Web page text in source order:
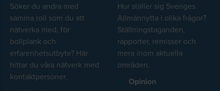
Söker du andra med
samma roll som du att
nätverka med, för
bollplank och
erfarenhetsutbyte? Här
hittar du våra nätverk med
kontaktpersoner.
Hur ställer sig Sveriges
Allmännytta i olika frågor?
Ställningstaganden,
rapporter, remisser och
mera inom aktuella
områden.
Opinion